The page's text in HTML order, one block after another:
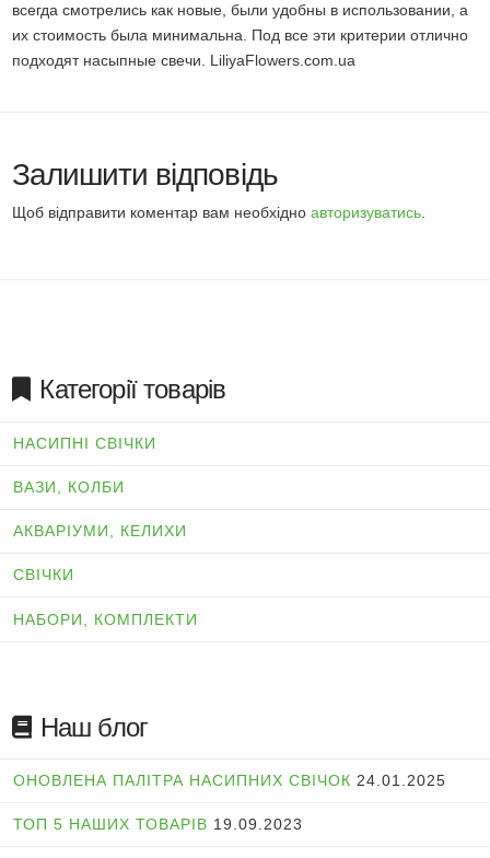
всегда смотрелись как новые, были удобны в использовании, а
их стоимость была минимальна. Под все эти критерии отлично
подходят насыпные свечи. LiliyaFlowers.com.ua
Залишити відповідь
Щоб відправити коментар вам необхідноавторизуватись
Категорії товарів
НАСИПНІ СВІЧКИ
ВАЗИ, КОЛБИ
АКВАРІУМИ, КЕЛИХИ
СВІЧКИ
НАБОРИ, КОМПЛЕКТИ
Наш блог
ОНОВЛЕНА ПАЛІТРА НАСИПНИХ СВІЧОК 24.01.2025
ТОП 5 НАШИХ ТОВАРІВ 19.09.2023